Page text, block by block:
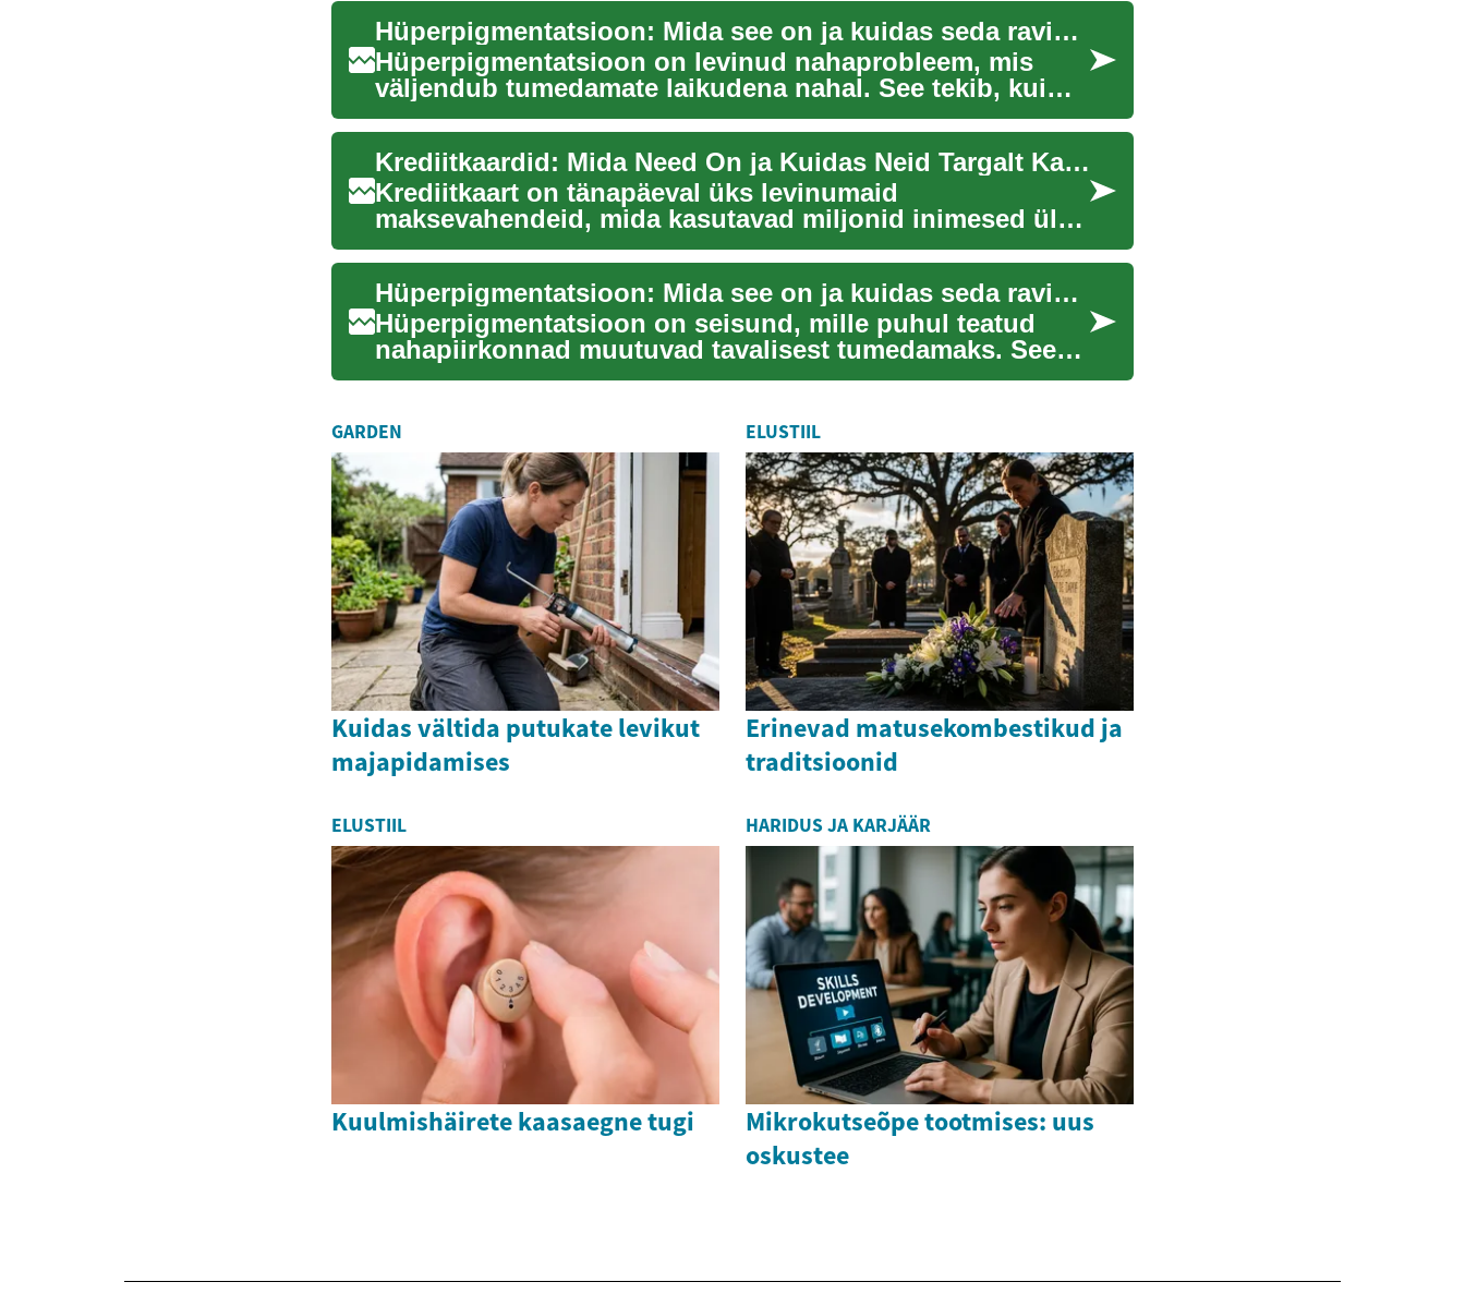
Hüperpigmentatsioon: Mida see on ja kuidas seda ravida?
Hüperpigmentatsioon on levinud nahaprobleem, mis
väljendub tumedamate laikudena nahal. See tekib, kui
melaniin – pigm...
Krediitkaardid: Mida Need On ja Kuidas Neid Targalt Kasutada
Krediitkaart on tänapäeval üks levinumaid
maksevahendeid, mida kasutavad miljonid inimesed üle
maailma. See plastikus...
Hüperpigmentatsioon: Mida see on ja kuidas seda ravida?
Hüperpigmentatsioon on seisund, mille puhul teatud
nahapiirkonnad muutuvad tavalisest tumedamaks. See
on üsna levinud...
GARDEN
Kuidas vältida putukate levikut
majapidamises
ELUSTIIL
Erinevad matusekombestikud ja
traditsioonid
ELUSTIIL
Kuulmishäirete kaasaegne tugi
HARIDUS JA KARJÄÄR
Mikrokutseõpe tootmises: uus
oskustee